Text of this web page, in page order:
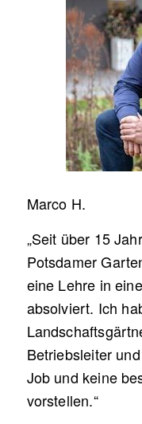
Marco H.
„Seit über 15
Potsdamer
eine Lehre in
absolviert. Ich
Betriebsleiter
Job und keine
vorstellen.“